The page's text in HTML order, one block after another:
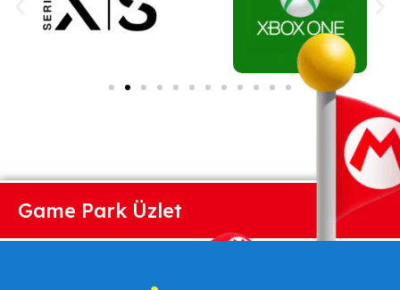
Game Park Üzlet